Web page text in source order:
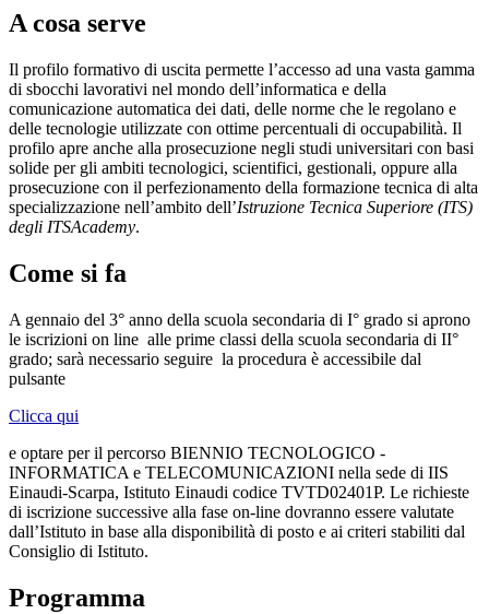
A cosa serve
Il profilo formativo di uscita permette l’accesso ad una vasta gamma
di sbocchi lavorativi nel mondo dell’informatica e della
comunicazione automatica dei dati, delle norme che le regolano e
delle tecnologie utilizzate con ottime percentuali di occupabilità. Il
profilo apre anche alla prosecuzione negli studi universitari con basi
solide per gli ambiti tecnologici, scientifici, gestionali, oppure alla
prosecuzione con il perfezionamento della formazione tecnica di alta
specializzazione nell’ambito dell’Istruzione Tecnica Superiore (ITS)
degli ITSAcademy.
Come si fa
A gennaio del 3° anno della scuola secondaria di I° grado si aprono
le iscrizioni on line alle prime classi della scuola secondaria di II°
grado; sarà necessario seguire la procedura è accessibile dal
pulsante
Clicca qui
e optare per il percorso BIENNIO TECNOLOGICO -
INFORMATICA e TELECOMUNICAZIONI nella sede di IIS
Einaudi-Scarpa, Istituto Einaudi codice TVTD02401P. Le richieste
di iscrizione successive alla fase on-line dovranno essere valutate
dall’Istituto in base alla disponibilità di posto e ai criteri stabiliti dal
Consiglio di Istituto.
Programma